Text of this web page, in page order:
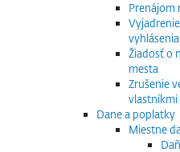
Prenájom
Žiadosť o
mesta
Zrušenie
Dane a poplatky
Miestne